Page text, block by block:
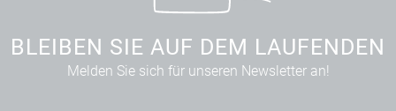
BLEIBEN SIE AUF DEM LAUFENDEN
Melden Sie sich für unseren Newsletter an!